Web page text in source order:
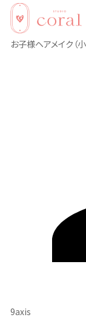
お子様ヘアメイク（
投
9axis